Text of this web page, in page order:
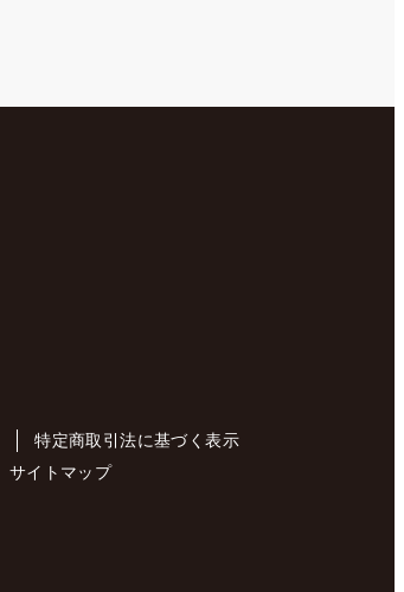
特定商取引法に基づく表示
サイトマップ